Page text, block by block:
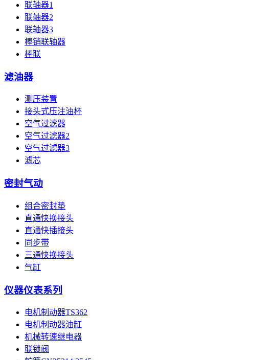
联轴器1
联轴器2
联轴器3
棒销联轴器
棒联
滤油器
测压装置
接头式压注油杯
空气过滤器
空气过滤器2
空气过滤器3
滤芯
密封气动
组合密封垫
直通快换接头
直通快插接头
同步带
三通快换接头
气缸
仪器仪表系列
电机制动器TS362
电机制动器油缸
机械转速继电器
联锁阀